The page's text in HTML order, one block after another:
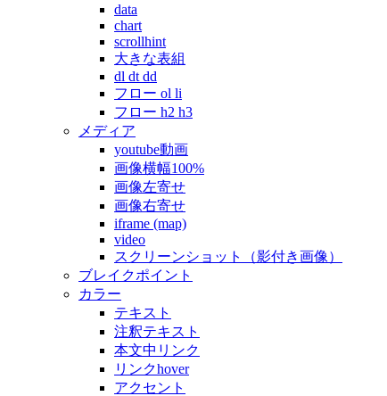
data
chart
scrollhint
大きな表組
dl dt dd
フロー ol li
フロー h2 h3
メディア
youtube動画
画像横幅100%
画像左寄せ
画像右寄せ
iframe (map)
video
スクリーンショット（影付き画像）
ブレイクポイント
カラー
テキスト
注釈テキスト
本文中リンク
リンクhover
アクセント